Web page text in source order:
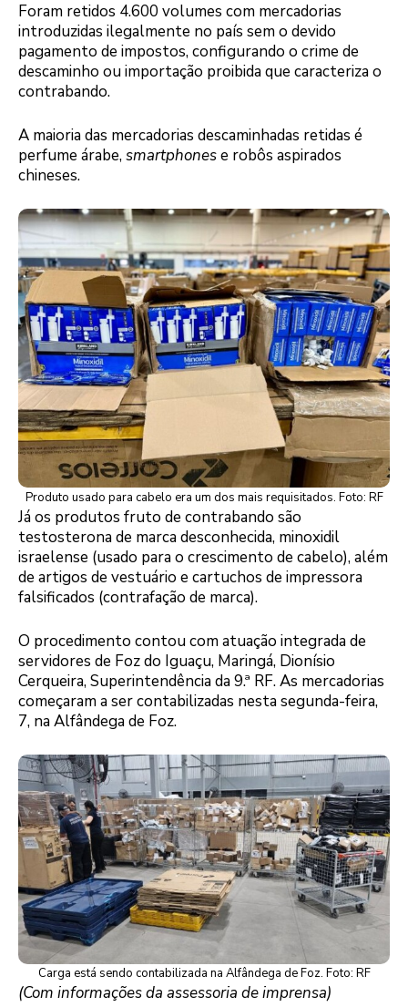
Foram retidos 4.600 volumes com mercadorias
introduzidas ilegalmente no país sem o devido
pagamento de impostos, configurando o crime de
descaminho ou importação proibida que caracteriza o
contrabando.
A maioria das mercadorias descaminhadas retidas é
perfume árabe,smartphonese robôs aspirados
chineses.
Produto usado para cabelo era um dos mais requisitados. Foto: RF
Já os produtos fruto de contrabando são
testosterona de marca desconhecida, minoxidil
israelense (usado para o crescimento de cabelo), além
de artigos de vestuário e cartuchos de impressora
falsificados (contrafação de marca).
O procedimento contou com atuação integrada de
servidores de Foz do Iguaçu, Maringá, Dionísio
Cerqueira, Superintendência da 9.ª RF. As mercadorias
começaram a ser contabilizadas nesta segunda-feira,
7, na Alfândega de Foz.
Carga está sendo contabilizada na Alfândega de Foz. Foto: RF
(Com informações da assessoria de imprensa)